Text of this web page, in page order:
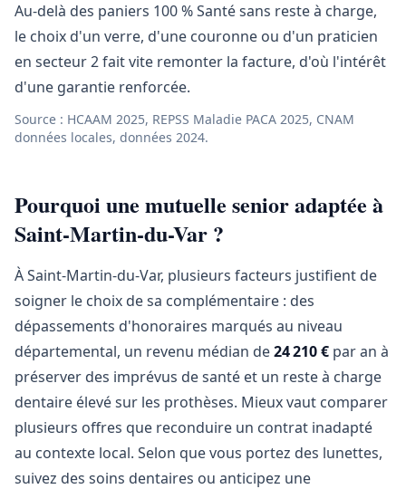
Au-delà des paniers 100 % Santé sans reste à charge,
le choix d'un verre, d'une couronne ou d'un praticien
en secteur 2 fait vite remonter la facture, d'où l'intérêt
d'une garantie renforcée.
Source : HCAAM 2025, REPSS Maladie PACA 2025, CNAM
données locales, données 2024.
Pourquoi une mutuelle senior adaptée à
Saint-Martin-du-Var ?
À Saint-Martin-du-Var, plusieurs facteurs justifient de
soigner le choix de sa complémentaire : des
dépassements d'honoraires marqués au niveau
départemental, un revenu médian de24 210 € par an à
préserver des imprévus de santé et un reste à charge
dentaire élevé sur les prothèses. Mieux vaut comparer
plusieurs offres que reconduire un contrat inadapté
au contexte local. Selon que vous portez des lunettes,
suivez des soins dentaires ou anticipez une